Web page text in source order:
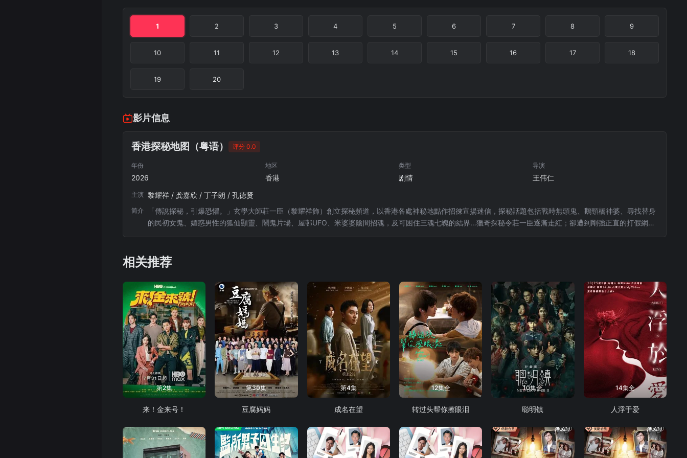
1 2 3 4 5 6 7 8 9
10 11 12 13 14 15 16 17 18
19 20
影片信息
香港探秘地图（粤语） 评分 0.0
年份
2026
地区
香港
类型
剧情
导演
王伟仁
主演 黎耀祥 / 龚嘉欣 / 丁子朗 / 孔德贤
简介
「傳說探秘，引爆恐懼。」玄學大師莊一臣（黎耀祥飾）創立探秘頻道，以香港各處神秘地點作招徠宣揚迷信，探秘話題包括戰時無頭鬼、鵝頸橋神婆、尋找替身
的民初女鬼、媚惑男性的狐仙顯靈、鬧鬼片場、屋邨UFO、米婆婆陰間招魂，及可困住三魂七魄的結界…獵奇探秘令莊一臣逐漸走紅；卻遭到剛強正直的打假網紅
相关推荐
第2集
来！金来号！
第30集
豆腐妈妈
第4集
成名在望
12集全
转过头帮你擦眼泪
10集全
聪明镇
14集全
人浮于爱